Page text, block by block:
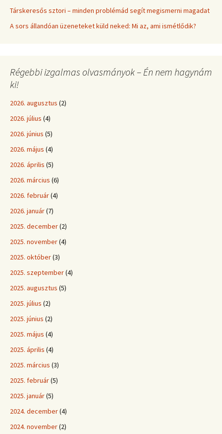
Társkeresős sztori – minden problémád segít megismerni magadat
A sors állandóan üzeneteket küld neked: Mi az, ami ismétlődik?
Régebbi izgalmas olvasmányok – Én nem hagynám
ki!
2026. augusztus (2)
2026. július (4)
2026. június (5)
2026. május (4)
2026. április (5)
2026. március (6)
2026. február(4)
2026. január(7)
2025. december(2)
2025. november(4)
2025. október(3)
2025. szeptember(4)
2025. augusztus (5)
2025. július (2)
2025. június (2)
2025. május (4)
2025. április (4)
2025. március (3)
2025. február(5)
2025. január(5)
2024. december(4)
2024. november(2)